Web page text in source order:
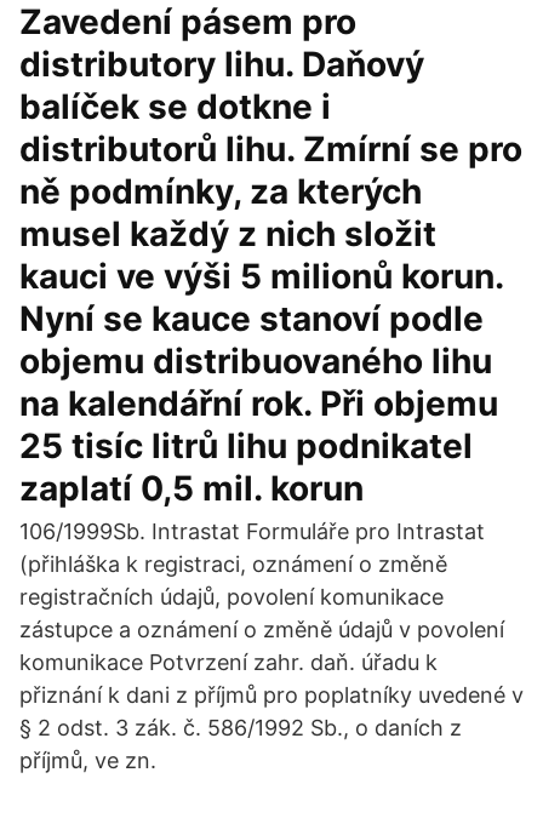
Zavedení pásem pro
distributory lihu. Daňový
balíček se dotkne i
distributorů lihu. Zmírní se pro
ně podmínky, za kterých
musel každý z nich složit
kauci ve výši 5 milionů korun.
Nyní se kauce stanoví podle
objemu distribuovaného lihu
na kalendářní rok. Při objemu
25 tisíc litrů lihu podnikatel
zaplatí 0,5 mil. korun
106/1999Sb. Intrastat Formuláře pro Intrastat
(přihláška k registraci, oznámení o změně
registračních údajů, povolení komunikace
zástupce a oznámení o změně údajů v povolení
komunikace Potvrzení zahr. daň. úřadu k
přiznání k dani z příjmů pro poplatníky uvedené v
§ 2 odst. 3 zák. č. 586/1992 Sb., o daních z
příjmů, ve zn.